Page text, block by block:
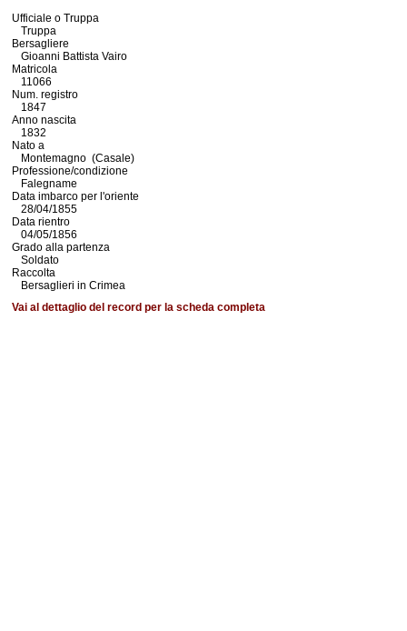
Ufficiale o Truppa
Truppa
Bersagliere
Gioanni Battista Vairo
Matricola
11066
Num. registro
1847
Anno nascita
1832
Nato a
Montemagno (Casale)
Professione/condizione
Falegname
Data imbarco per l'oriente
28/04/1855
Data rientro
04/05/1856
Grado alla partenza
Soldato
Raccolta
Bersaglieri in Crimea
Vai al dettaglio del record per la scheda completa